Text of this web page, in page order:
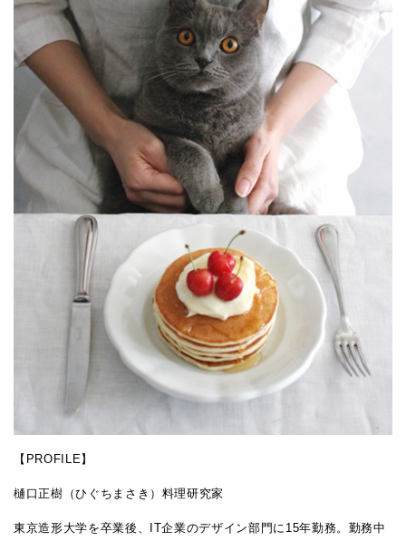
【PROFILE】
樋口正樹（ひぐちまさき）料理研究家
東京造形大学を卒業後、IT企業のデザイン部門に15年勤務。勤務中